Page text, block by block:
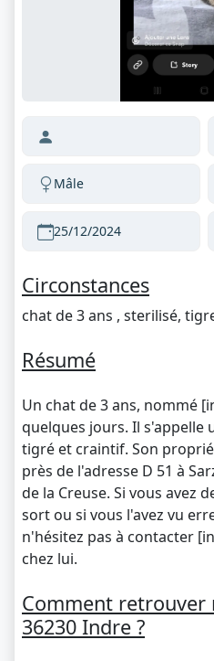
Mâle
25/12/2024
Circonstances
chat de 3 ans , sterilisé,
Résumé
Un chat de 3 ans, nommé
quelques jours. Il s'appelle
tigré et craintif. Son
près de l'adresse D 51 à
de la Creuse. Si vous avez
sort ou si vous l'avez vu
n'hésitez pas à contacter
chez lui.
Comment retrouver
36230 Indre ?